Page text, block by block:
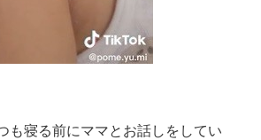
も寝る前にママとお話しをしてい